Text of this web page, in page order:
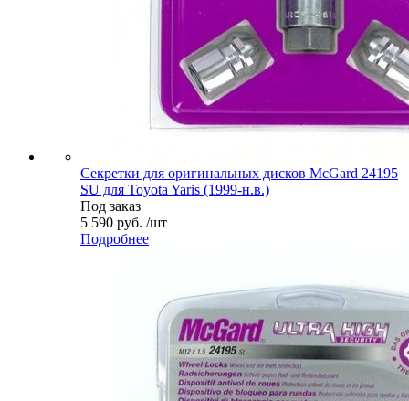
Секретки для оригинальных дисков McGard 24195
SU для Toyota Yaris (1999-н.в.)
Под заказ
5 590 руб. /шт
Подробнее